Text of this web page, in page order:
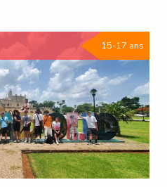
15-17 ans